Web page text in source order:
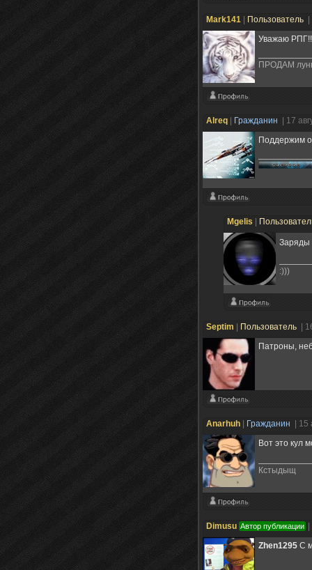
Mark141 Пользователь
Уважаю
ПРОДАМ
Alreq Гражданин
| 17
Поддержим
Mgelis
Заряды
:)))
Septim Пользователь
|
Патроны,
Anarhuh Гражданин |
Вот это кул
Кстыдыщ
Dimusu Автор публикации
Zhen1295 С